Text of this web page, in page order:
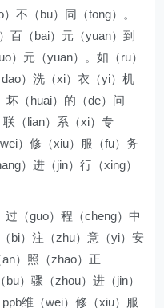
不（bu）同（tong）。
百（bai）元（yuan）到
）元（yuan）。如（ru）
）洗（xi）衣（yi）机
坏（huai）的（de）问
联（lian）系（xi）专
）修（xiu）服（fu）务
）进（jin）行（xing）
（guo）程（cheng）中
bi）注（zhu）意（yi）安
an）照（zhao）正
bu）骤（zhou）进（jin）
维（wei）修（xiu）服